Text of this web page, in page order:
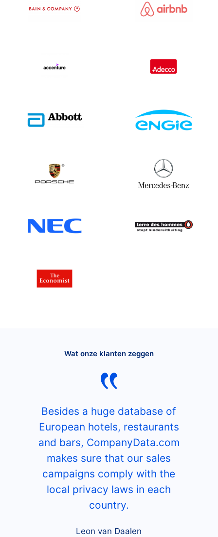
Wat onze klanten zeggen
Besides a huge database of
European hotels, restaurants
and bars, CompanyData.com
makes sure that our sales
campaigns comply with the
local privacy laws in each
country.
Leon van Daalen